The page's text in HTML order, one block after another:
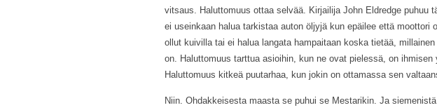
vitsaus. Haluttomuus ottaa selvää. Kirjailija John Eldredge puhuu
ei useinkaan halua tarkistaa auton öljyjä kun epäilee että moottori
ollut kuivilla tai ei halua langata hampaitaan koska tietää,
on. Haluttomuus tarttua asioihin, kun ne ovat pielessä, on ihmisen
Haluttomuus kitkeä puutarhaa, kun jokin on ottamassa sen
Niin. Ohdakkeisesta maasta se puhui se Mestarikin. Ja